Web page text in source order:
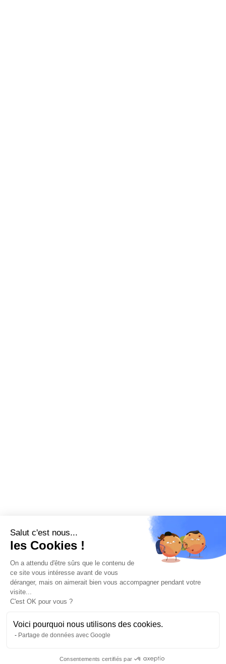
Salut c'est nous...
les Cookies !
On a attendu d'être sûrs que le contenu de
ce site vous intéresse avant de vous
déranger, mais on aimerait bien vous accompagner pendant votre
visite...
C'est OK pour vous ?
Voici pourquoi nous utilisons des cookies.
Partage de données avec Google
Consentements certifiés par